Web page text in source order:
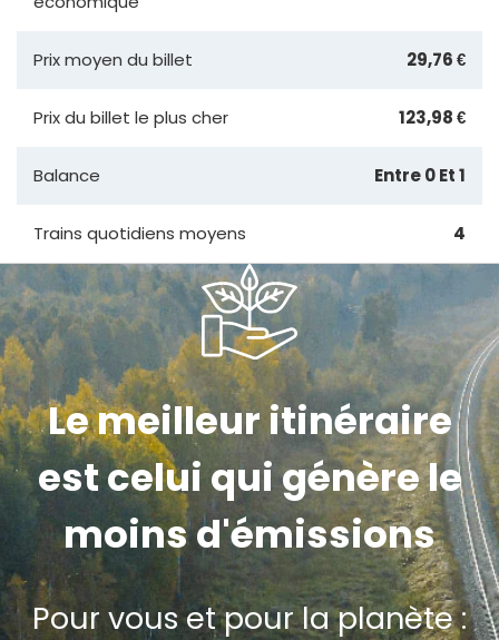
Prix moyen du billet 29,76 €
Prix du billet le plus cher 123,98 €
Balance Entre 0 Et 1
Trains quotidiens moyens 4
Le meilleur itinéraire
est celui qui génère le
moins d'émissions
Pour vous et pour la planète :